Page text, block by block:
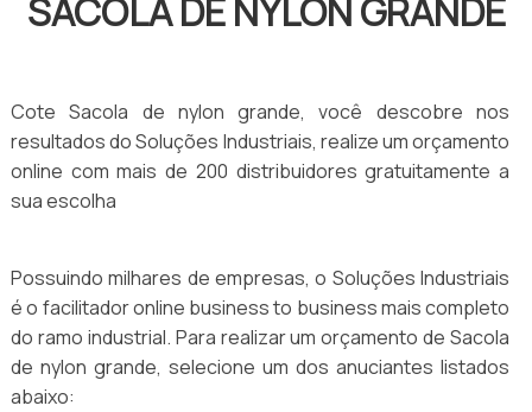
SACOLA DE NYLON GRANDE
Cote Sacola de nylon grande, você descobre nos
resultados do Soluções Industriais, realize um orçamento
online com mais de 200 distribuidores gratuitamente a
sua escolha
Possuindo milhares de empresas, o Soluções Industriais
é o facilitador online business to business mais completo
do ramo industrial. Para realizar um orçamento de Sacola
de nylon grande, selecione um dos anuciantes listados
abaixo: